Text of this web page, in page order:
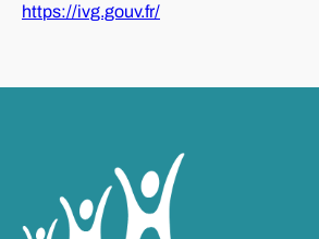
https://ivg.gouv.fr/